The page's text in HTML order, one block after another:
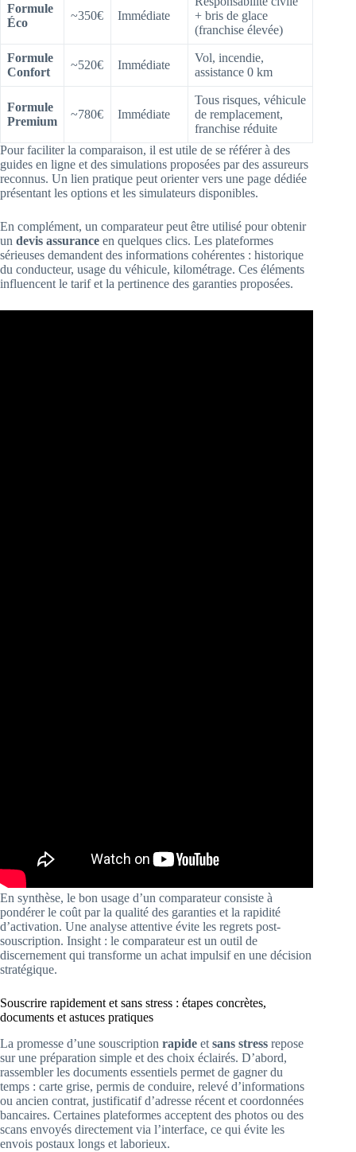
Formule
Éco
~350€ Immédiate
+ bris de glace
(franchise élevée)
Formule
Confort
~520€ Immédiate
Vol, incendie,
assistance 0 km
Formule
Premium
~780€ Immédiate
Tous risques, véhicule
de remplacement,
franchise réduite
Pour faciliter la comparaison, il est utile de se référer à des
guides en ligne et des simulations proposées par des assureurs
reconnus. Un lien pratique peut orienter vers une page dédiée
présentant les options et les simulateurs disponibles.
En complément, un comparateur peut être utilisé pour obtenir
un devis assurance en quelques clics. Les plateformes
sérieuses demandent des informations cohérentes : historique
du conducteur, usage du véhicule, kilométrage. Ces éléments
influencent le tarif et la pertinence des garanties proposées.
En synthèse, le bon usage d’un comparateur consiste à
pondérer le coût par la qualité des garanties et la rapidité
d’activation. Une analyse attentive évite les regrets post-
souscription. Insight : le comparateur est un outil de
discernement qui transforme un achat impulsif en une décision
stratégique.
Souscrire rapidement et sans stress : étapes concrètes,
documents et astuces pratiques
La promesse d’une souscription rapide et sans stress repose
sur une préparation simple et des choix éclairés. D’abord,
rassembler les documents essentiels permet de gagner du
temps : carte grise, permis de conduire, relevé d’informations
ou ancien contrat, justificatif d’adresse récent et coordonnées
bancaires. Certaines plateformes acceptent des photos ou des
scans envoyés directement via l’interface, ce qui évite les
envois postaux longs et laborieux.